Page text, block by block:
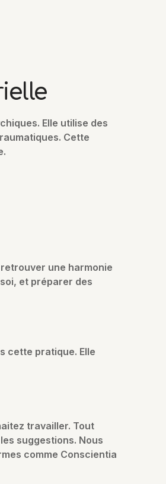
Elle utilise des
Cette
une harmonie
et préparer des
cette pratique. Elle
travailler. Tout
suggestions. Nous
comme Conscientia